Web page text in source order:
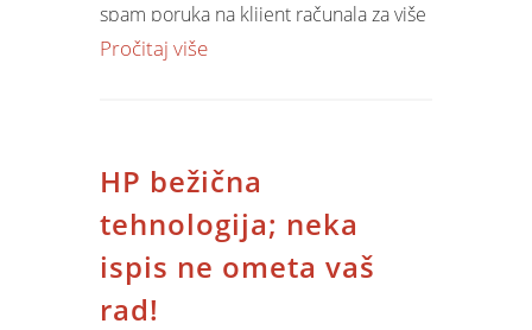
spam poruka na klijent računala za više
od 60%. Nakon svih podešavanja
Pročitaj više
HP bežična
tehnologija; neka
ispis ne ometa vaš
rad!